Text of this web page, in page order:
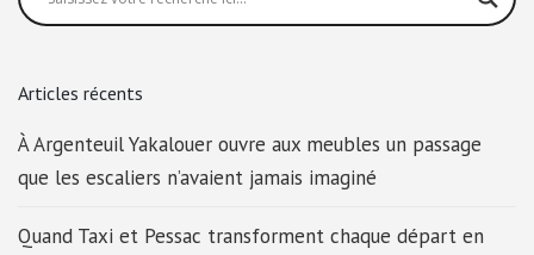
Articles récents
À Argenteuil Yakalouer ouvre aux meubles un passage
que les escaliers n’avaient jamais imaginé
Quand Taxi et Pessac transforment chaque départ en